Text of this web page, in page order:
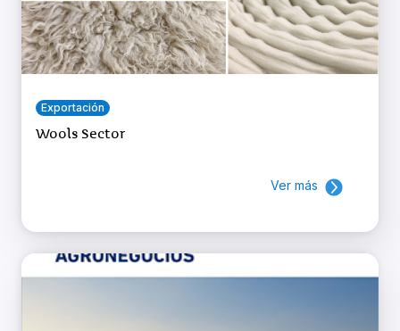
Exportación
Wools Sector
Ver más